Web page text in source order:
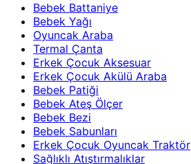
Bebek Battaniye
Bebek Yağı
Oyuncak Araba
Termal Çanta
Erkek Çocuk Aksesuar
Erkek Çocuk Akülü Araba
Bebek Patiği
Bebek Ateş Ölçer
Bebek Bezi
Bebek Sabunları
Erkek Çocuk Oyuncak Traktör
Sağlıklı Atıştırmalıklar